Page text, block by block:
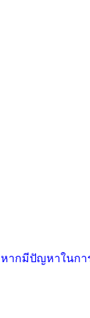
หากมีปัญหาในกา